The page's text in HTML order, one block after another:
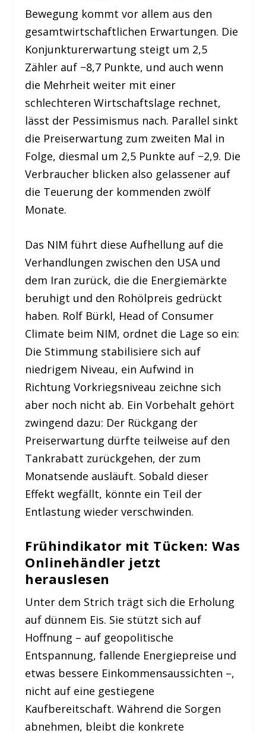
Bewegung kommt vor allem aus den
gesamtwirtschaftlichen Erwartungen. Die
Konjunkturerwartung steigt um 2,5
Zähler auf −8,7 Punkte, und auch wenn
die Mehrheit weiter mit einer
schlechteren Wirtschaftslage rechnet,
lässt der Pessimismus nach. Parallel sinkt
die Preiserwartung zum zweiten Mal in
Folge, diesmal um 2,5 Punkte auf −2,9. Die
Verbraucher blicken also gelassener auf
die Teuerung der kommenden zwölf
Monate.
Das NIM führt diese Aufhellung auf die
Verhandlungen zwischen den USA und
dem Iran zurück, die die Energiemärkte
beruhigt und den Rohölpreis gedrückt
haben. Rolf Bürkl, Head of Consumer
Climate beim NIM, ordnet die Lage so ein:
Die Stimmung stabilisiere sich auf
niedrigem Niveau, ein Aufwind in
Richtung Vorkriegsniveau zeichne sich
aber noch nicht ab. Ein Vorbehalt gehört
zwingend dazu: Der Rückgang der
Preiserwartung dürfte teilweise auf den
Tankrabatt zurückgehen, der zum
Monatsende ausläuft. Sobald dieser
Effekt wegfällt, könnte ein Teil der
Entlastung wieder verschwinden.
Frühindikator mit Tücken: Was
Onlinehändler jetzt
herauslesen
Unter dem Strich trägt sich die Erholung
auf dünnem Eis. Sie stützt sich auf
Hoffnung – auf geopolitische
Entspannung, fallende Energiepreise und
etwas bessere Einkommensaussichten –,
nicht auf eine gestiegene
Kaufbereitschaft. Während die Sorgen
abnehmen, bleibt die konkrete